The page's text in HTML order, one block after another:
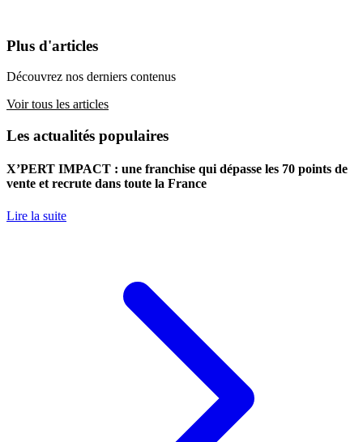
Plus d'articles
Découvrez nos derniers contenus
Voir tous les articles
Les actualités populaires
X’PERT IMPACT : une franchise qui dépasse les 70 points de
vente et recrute dans toute la France
Lire la suite